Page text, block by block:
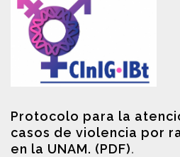
Protocolo para la
casos de violencia por
en la UNAM. (PDF).